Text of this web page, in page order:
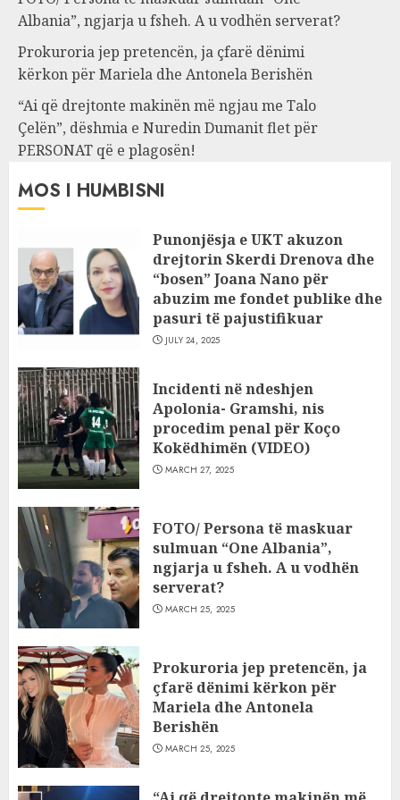
Albania”, ngjarja u fsheh. A u vodhën serverat?
Prokuroria jep pretencën, ja çfarë dënimi
kërkon për Mariela dhe Antonela Berishën
“Ai që drejtonte makinën më ngjau me Talo
Çelën”, dëshmia e Nuredin Dumanit flet për
PERSONAT që e plagosën!
MOS I HUMBISNI
Punonjësja e UKT akuzon
drejtorin Skerdi Drenova dhe
“bosen” Joana Nano për
abuzim me fondet publike dhe
pasuri të pajustifikuar
JULY 24, 2025
Incidenti në ndeshjen
Apolonia- Gramshi, nis
procedim penal për Koço
Kokëdhimën (VIDEO)
MARCH 27, 2025
FOTO/ Persona të maskuar
sulmuan “One Albania”,
ngjarja u fsheh. A u vodhën
serverat?
MARCH 25, 2025
Prokuroria jep pretencën, ja
çfarë dënimi kërkon për
Mariela dhe Antonela
Berishën
MARCH 25, 2025